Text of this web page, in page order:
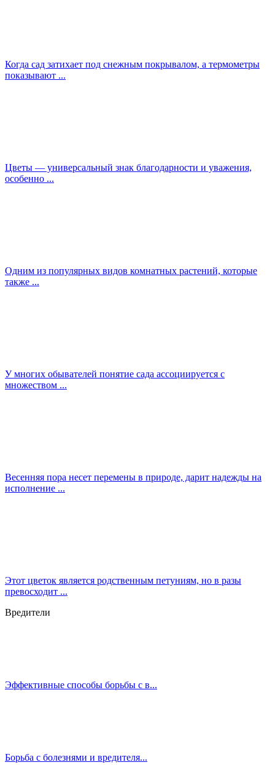
Когда сад затихает под снежным покрывалом, а термометры
показывают ...
Цветы — универсальный знак благодарности и уважения,
особенно ...
Одним из популярных видов комнатных растений, которые
также ...
У многих обывателей понятие сада ассоциируется с
множеством ...
Весенняя пора несет перемены в природе, дарит надежды на
исполнение ...
Этот цветок является родственным петуниям, но в разы
превосходит ...
Вредители
Эффективные способы борьбы с в...
Борьба с болезнями и вредителя...